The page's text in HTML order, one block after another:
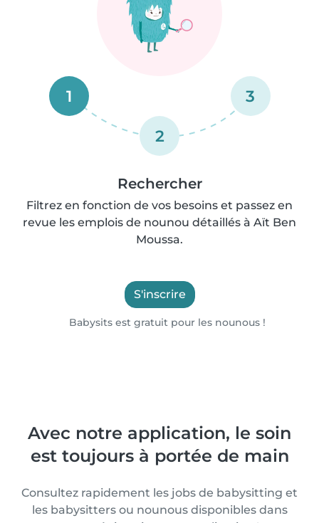
1
2
3
Rechercher
Filtrez en fonction de vos besoins et passez en
revue les emplois de nounou détaillés à Aït Ben
Moussa.
S'inscrire
Babysits est gratuit pour les nounous !
Avec notre application, le soin
est toujours à portée de main
Consultez rapidement les jobs de babysitting et
les babysitters ou nounous disponibles dans